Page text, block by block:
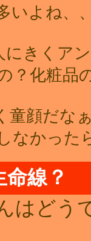
いよね、
にきくア
？化粧品
童顔だな
なかった
線？
はどう